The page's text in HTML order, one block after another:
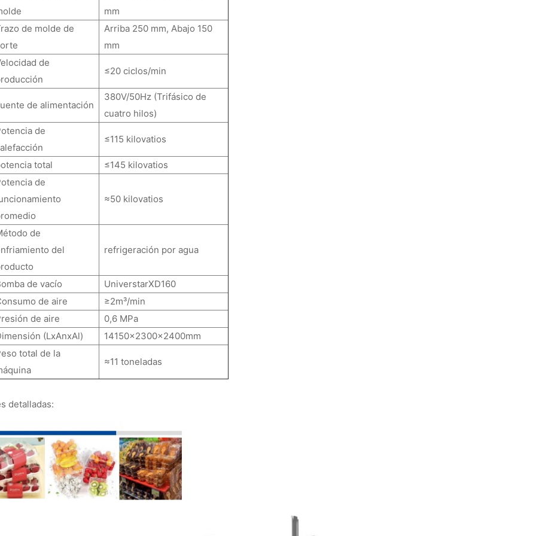
mm
de molde de
Arriba 250 mm, Abajo 150
mm
de
≤20 ciclos/min
de alimentación
380V/50Hz (Trifásico de
cuatro hilos)
de
≤115 kilovatios
total ≤145 kilovatios
de
≈50 kilovatios
de
del
refrigeración por agua
de vacío
UniverstarXD160
de aire
≥2m³/min
de aire
0,6 MPa
(LxAnxAl) 14150x2300x2400mm
total de la
≈11 toneladas
detalladas: